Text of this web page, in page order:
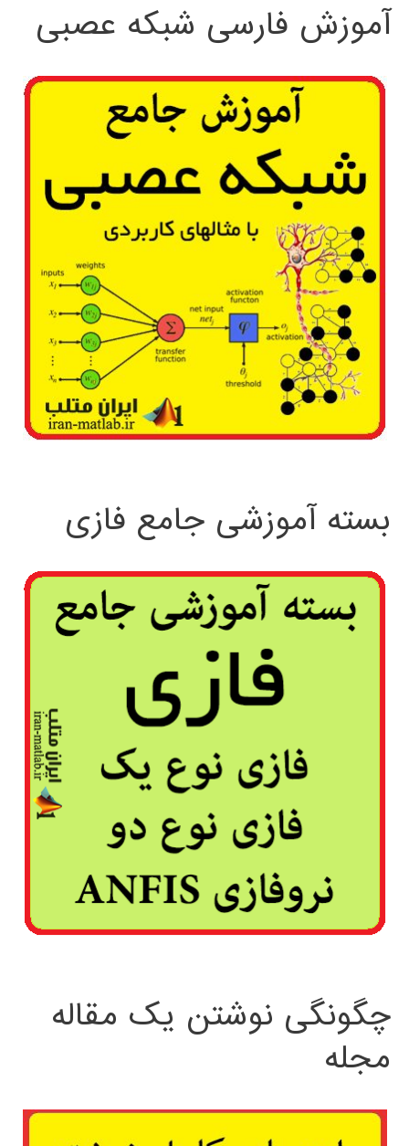
آموزش فارسی شبکه عصبی
بسته آموزشی جامع فازی
چگونگی نوشتن یک مقاله
مجله